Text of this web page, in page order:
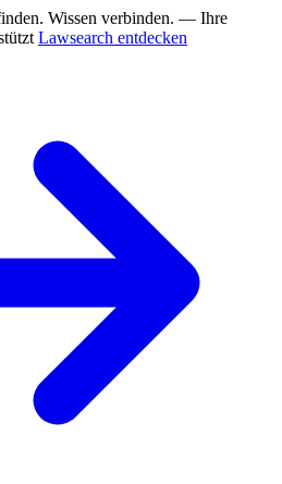
Wissen verbinden. — Ihre
Lawsearch entdecken